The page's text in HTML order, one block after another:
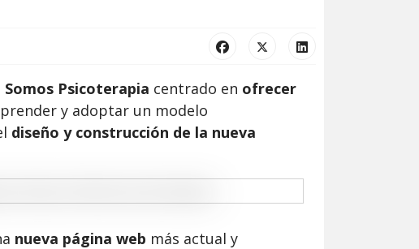
Psicoterapia centrado en ofrecer
y adoptar un modelo
diseño y construcción de la nueva
nueva página web más actual y